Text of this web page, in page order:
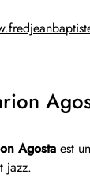
Agosta est
jazz.